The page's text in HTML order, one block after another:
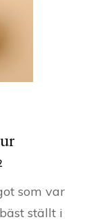
som var
ställt i